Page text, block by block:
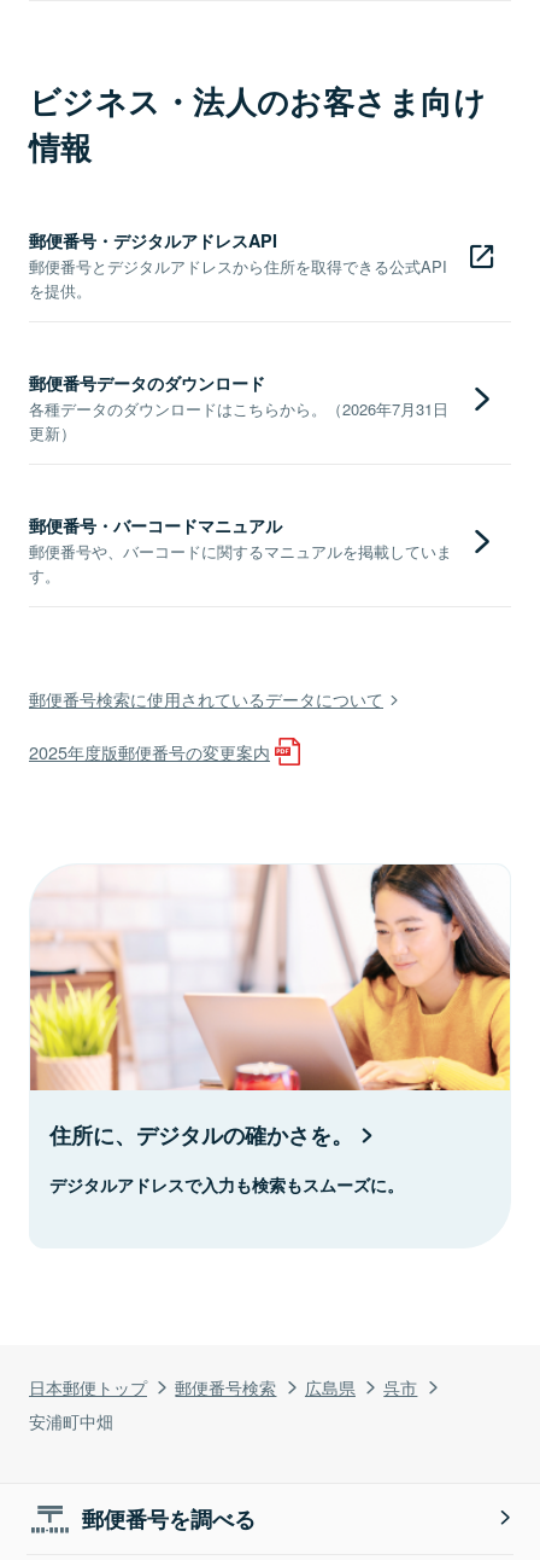
日本郵便トップ 郵便番号検索 広島県
呉市
安浦町中畑
ビジネス・法人のお客さま向け
情報
郵便番号・デジタルアドレスAPI
郵便番号とデジタルアドレスから住所を取得できる公式API
を提供。
郵便番号データのダウンロード
各種データのダウンロードはこちらから。（2026年7月31日
更新）
郵便番号・バーコードマニュアル
郵便番号や、バーコードに関するマニュアルを掲載していま
す。
郵便番号検索に使用されているデータについて
2025年度版郵便番号の変更案内
住所に、デジタルの確かさを。
デジタルアドレスで入力も検索もスムーズに。
郵便番号を調べる